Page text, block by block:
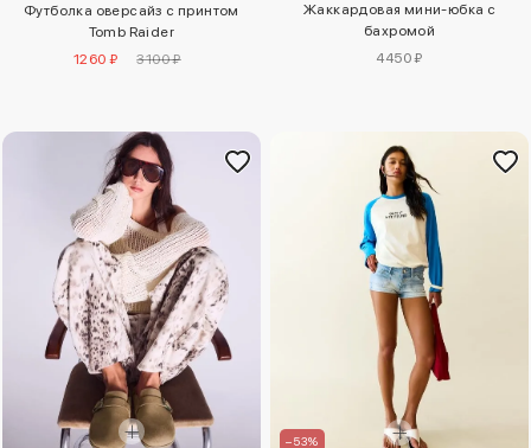
Футболка оверсайз с принтом
Tomb Raider
1260 ₽
3100 ₽
Жаккардовая мини-юбка с
бахромой
4450 ₽
–53%